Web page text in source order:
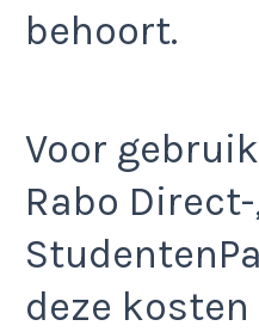
behoort.
Voor
Rabo
deze kosten